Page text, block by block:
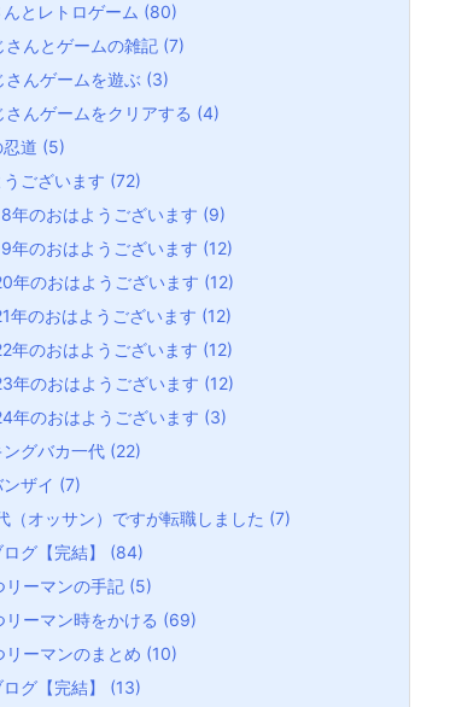
とレトロゲーム (80)
さんとゲームの雑記 (7)
さんゲームを遊ぶ (3)
さんゲームをクリアする (4)
道 (5)
ございます (72)
年のおはようございます (9)
年のおはようございます (12)
年のおはようございます (12)
年のおはようございます (12)
年のおはようございます (12)
年のおはようございます (12)
年のおはようございます (3)
ングバカ一代 (22)
ザイ (7)
（オッサン）ですが転職しました (7)
グ【完結】 (84)
リーマンの手記 (5)
リーマン時をかける (69)
リーマンのまとめ (10)
グ【完結】 (13)